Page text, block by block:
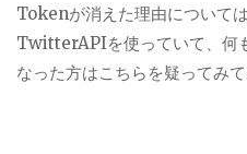
Tokenが消えた理由について
TwitterAPIを使っていて、何
なった方はこちらを疑ってみて